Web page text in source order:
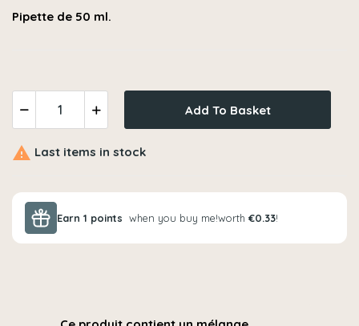
Pipette de 50 ml.
Add To Basket
 Last items in stock
Earn 1 points when you buy me!worth €0.33!